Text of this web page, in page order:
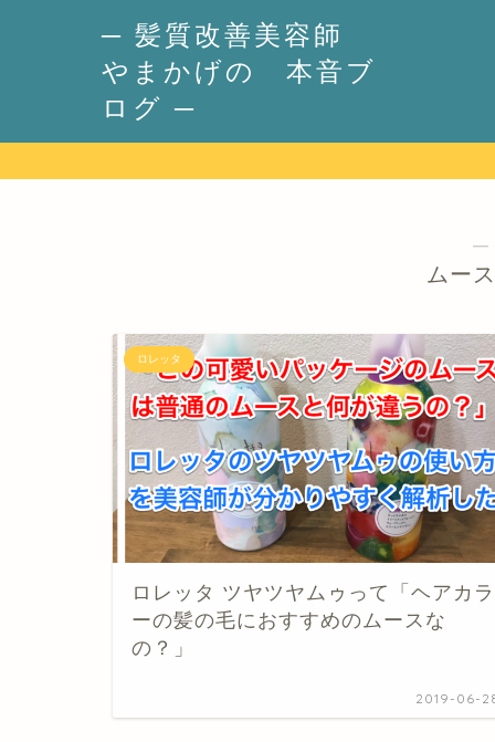
─ 髪質改善美容師
やまかげの 本音ブ
ログ ─
―
ムー
ロレッタ
ロレッタ ツヤツヤムゥって「ヘアカラ
ーの髪の毛におすすめのムースな
の？」
2019-06-